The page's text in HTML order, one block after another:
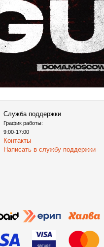
Служба поддержки
График работы:
9:00-17:00
Контакты
Написать в службу поддержки